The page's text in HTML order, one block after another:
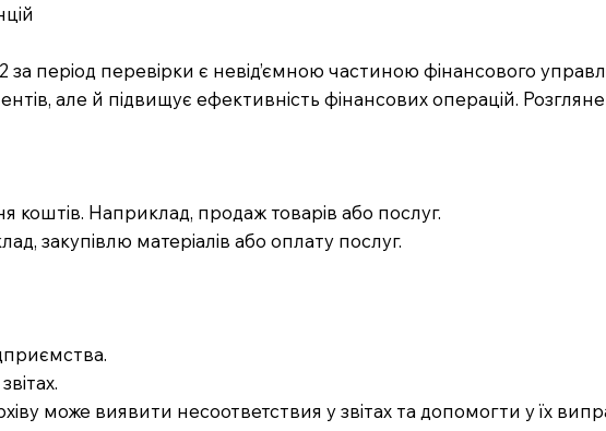
період перевірки є невід’ємною частиною фінансового
але й підвищує ефективність фінансових операцій.
коштів. Наприклад, продаж товарів або послуг.
закупівлю матеріалів або оплату послуг.
може виявити несоответствия у звітах та допомогти у їх